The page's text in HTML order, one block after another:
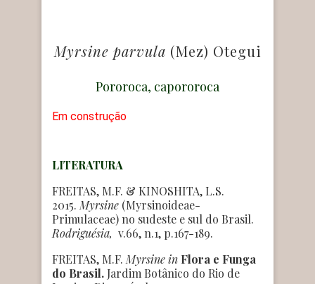
Myrsine parvula (Mez) Otegui
Pororoca, capororoca
Em construção
LITERATURA
FREITAS, M.F. & KINOSHITA, L.S.
2015. Myrsine (Myrsinoideae-
Primulaceae) no sudeste e sul do Brasil.
Rodriguésia, v.66, n.1, p.167-189.
FREITAS, M.F. Myrsinein Flora e Funga
do Brasil. Jardim Botânico do Rio de